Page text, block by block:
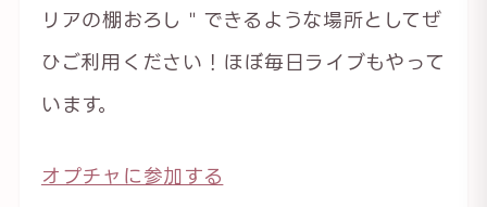
リアの棚おろし＂できるような場所としてぜ
ひご利用ください！ほぼ毎日ライブもやって
います。
オプチャに参加する